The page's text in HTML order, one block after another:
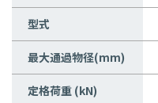
型式
最大通過物径(mm)
定格荷重 (kN)